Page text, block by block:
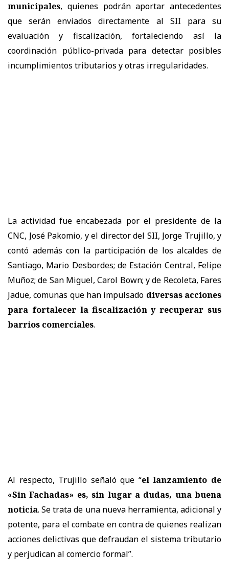
municipales, quienes podrán aportar antecedentes
que serán enviados directamente al SII para su
evaluación y fiscalización, fortaleciendo así la
coordinación público-privada para detectar posibles
incumplimientos tributarios y otras irregularidades.
La actividad fue encabezada por el presidente de la
CNC, José Pakomio, y el director del SII, Jorge Trujillo, y
contó además con la participación de los alcaldes de
Santiago, Mario Desbordes; de Estación Central, Felipe
Muñoz; de San Miguel, Carol Bown; y de Recoleta, Fares
Jadue, comunas que han impulsado diversas acciones
para fortalecer la fiscalización y recuperar sus
barrios comerciales.
Al respecto, Trujillo señaló que “el lanzamiento de
«Sin Fachadas» es, sin lugar a dudas, una buena
noticia. Se trata de una nueva herramienta, adicional y
potente, para el combate en contra de quienes realizan
acciones delictivas que defraudan el sistema tributario
y perjudican al comercio formal”.